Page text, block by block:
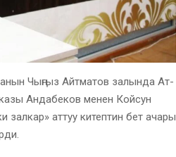
Чыңгыз Айтматов залында Ат-
Андабеков менен Койсун
залкар» аттуу китептин бет ачары